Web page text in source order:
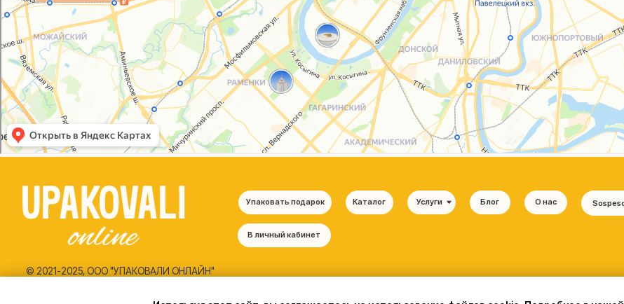
Согласие на обработку персональных данных
Политика конфиденциальности
© 2021-2025, ООО "УПАКОВАЛИ ОНЛАЙН"
Sospeso wrap
Услуги Блог
Каталог
Упаковать подарок
В личный кабинет